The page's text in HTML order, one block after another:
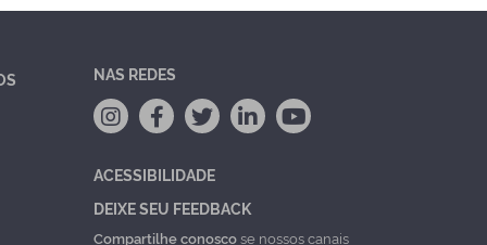
NAS REDES
ACESSIBILIDADE
DEIXE SEU FEEDBACK
Compartilhe conoscose nossos canais